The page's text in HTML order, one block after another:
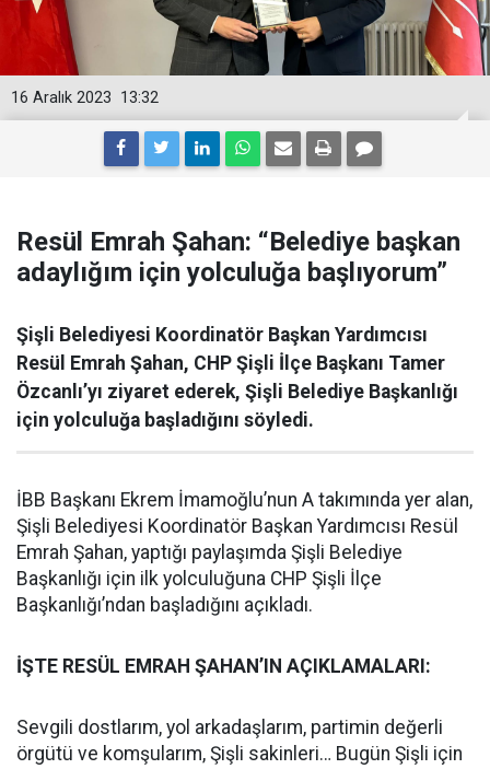
13:32
16 Aralık 2023
Resül Emrah Şahan: “Belediye başkan
adaylığım için yolculuğa başlıyorum”
Şişli Belediyesi Koordinatör Başkan Yardımcısı
Resül Emrah Şahan, CHP Şişli İlçe Başkanı Tamer
Özcanlı’yı ziyaret ederek, Şişli Belediye Başkanlığı
için yolculuğa başladığını söyledi.
İBB Başkanı Ekrem İmamoğlu’nun A takımında yer alan,
Şişli Belediyesi Koordinatör Başkan Yardımcısı Resül
Emrah Şahan, yaptığı paylaşımda Şişli Belediye
Başkanlığı için ilk yolculuğuna CHP Şişli İlçe
Başkanlığı’ndan başladığını açıkladı.
İŞTE RESÜL EMRAH ŞAHAN’IN AÇIKLAMALARI:
Sevgili dostlarım, yol arkadaşlarım, partimin değerli
örgütü ve komşularım, Şişli sakinleri… Bugün Şişli için